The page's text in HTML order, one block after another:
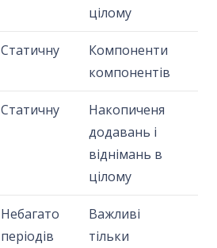
цілому
Статичну
Компоненти
компонентів
Статичну
Накопиченя
додавань і
віднімань в
цілому
Небагато
періодів
Важливі
тільки